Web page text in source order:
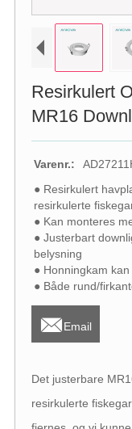
Resirkulert
MR16
Varenr.:
● Resirkulert
resirkulerte
● Kan monteres
● Justerbart
belysning
● Honningkam
● Både rund/
Email
Det justerbare
resirkulerte